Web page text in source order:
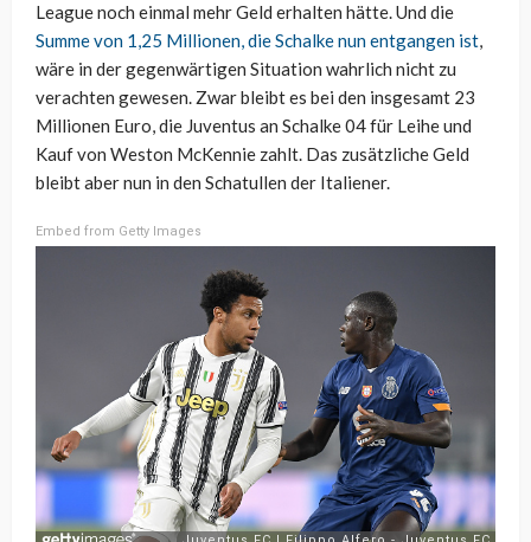
League noch einmal mehr Geld erhalten hätte. Und die
Summe von 1,25 Millionen, die Schalke nun entgangen ist,
wäre in der gegenwärtigen Situation wahrlich nicht zu
verachten gewesen. Zwar bleibt es bei den insgesamt 23
Millionen Euro, die Juventus an Schalke 04 für Leihe und
Kauf von Weston McKennie zahlt. Das zusätzliche Geld
bleibt aber nun in den Schatullen der Italiener.
Embed from Getty Images